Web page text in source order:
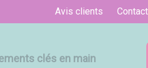
Avis clients Contact
clés en main